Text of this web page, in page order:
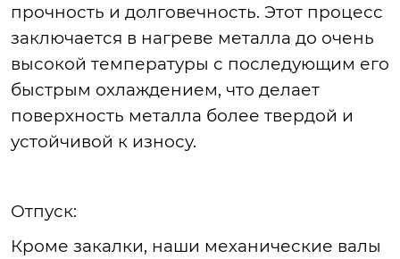
прочность и долговечность. Этот процесс
заключается в нагреве металла до очень
высокой температуры с последующим его
быстрым охлаждением, что делает
поверхность металла более твердой и
устойчивой к износу.
Отпуск:
Кроме закалки, наши механические валы